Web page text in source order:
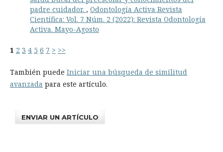
padre cuidador. , Odontología Activa Revista
Científica: Vol. 7 Núm. 2 (2022): Revista Odontología
Activa. Mayo-Agosto
1 2 3 4 5 6 7 > >>
También puede Iniciar una búsqueda de similitud
avanzada para este artículo.
ENVIAR UN ARTÍCULO